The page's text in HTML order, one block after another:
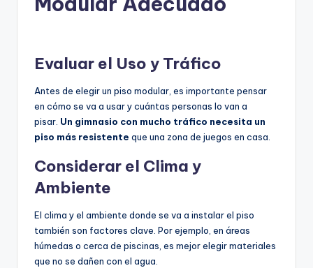
Evaluar el Uso y Tráfico
Antes de elegir un piso modular, es importante pensar
en cómo se va a usar y cuántas personas lo van a
pisar. Un gimnasio con mucho tráfico necesita un
piso más resistente que una zona de juegos en casa.
Considerar el Clima y
Ambiente
El clima y el ambiente donde se va a instalar el piso
también son factores clave. Por ejemplo, en áreas
húmedas o cerca de piscinas, es mejor elegir materiales
que no se dañen con el agua.